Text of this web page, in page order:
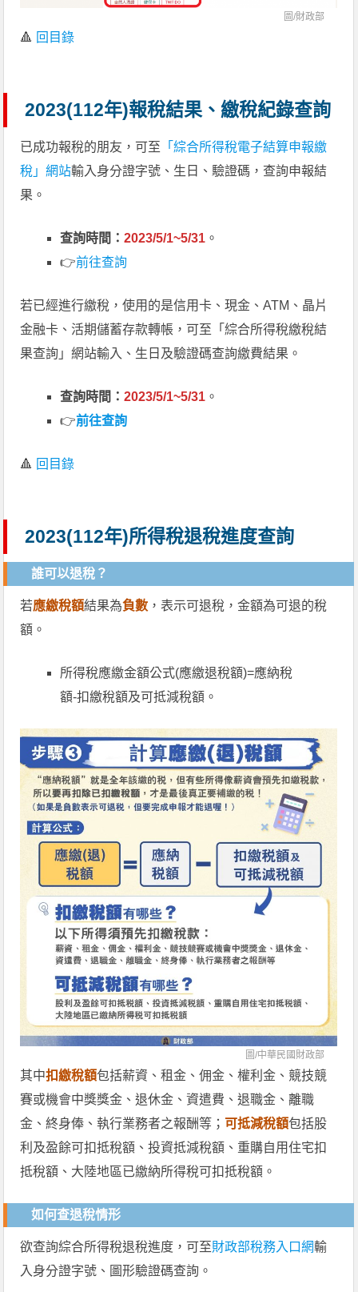
圖/財政部
🔺 回目錄
2023(112年)報稅結果、繳稅紀錄查詢
已成功報稅的朋友，可至 「綜合所得稅電子結算申報繳
稅」網站輸入身分證字號、生日、驗證碼，查詢申報結
果。
查詢時間：2023/5/1~5/31 。
👉前往查詢
若已經進行繳稅，使用的是信用卡、現金、ATM、晶片
金融卡、活期儲蓄存款轉帳，可至「綜合所得稅繳稅結
果查詢」網站輸入、生日及驗證碼查詢繳費結果。
查詢時間：2023/5/1~5/31 。
👉前往查詢
🔺 回目錄
2023(112年)所得稅退稅進度查詢
誰可以退稅？
若應繳稅額結果為負數 ，表示可退稅，金額為可退的稅
額。
所得稅應繳金額公式(應繳退稅額)=應納稅
額-扣繳稅額及可抵減稅額。
圖/中華民國財政部
其中扣繳稅額包括薪資、租金、佣金、權利金、競技競
賽或機會中獎獎金、退休金、資遣費、退職金、離職
金、終身俸、執行業務者之報酬等；可抵減稅額包括股
利及盈餘可扣抵稅額、投資抵減稅額、重購自用住宅扣
抵稅額、大陸地區已繳納所得稅可扣抵稅額。
如何查退稅情形
欲查詢綜合所得稅退稅進度，可至財政部稅務入口網輸
入身分證字號、圖形驗證碼查詢。